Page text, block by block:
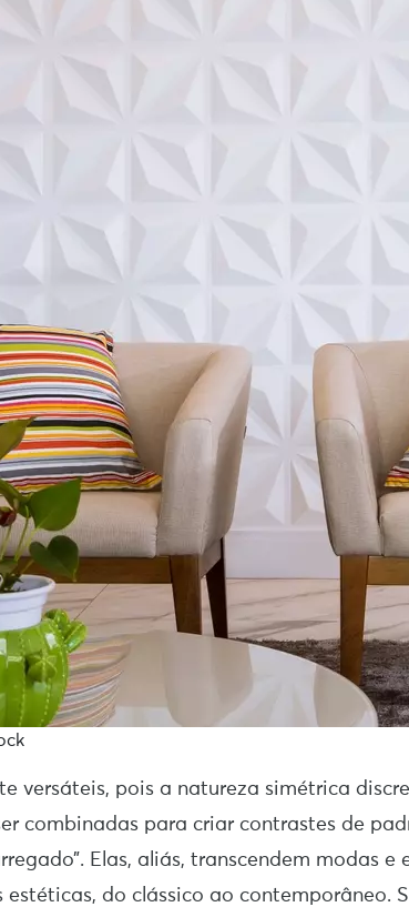
versáteis, pois a natureza simétrica
combinadas para criar contrastes de
Elas, aliás, transcendem modas e
do clássico ao contemporâneo.